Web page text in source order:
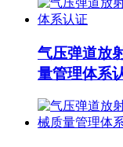
气压弹道放
量管理体系